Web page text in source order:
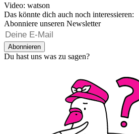
Video: watson
Das könnte dich auch noch interessieren:
Abonniere unseren Newsletter
Abonnieren
Du hast uns was zu sagen?